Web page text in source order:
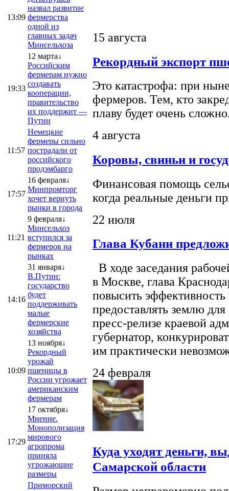
13:09
назвал развитие
фермерства
одной из
главных задач
Минсельхоза
19:33
12 марта↓
Российским
фермерам нужно
создавать
кооперации,
правительство
их поддержит —
Путин
11:57
Немецкие
фермеры сильно
пострадали от
российского
продэмбарго
17:57
16 февраля↓
Минпромторг
хочет вернуть
рынки в города
11:21
9 февраля↓
Минсельхоз
вступился за
фермеров на
рынках
14:16
31 января↓
В.Путин:
государство
будет
поддерживать
малые
фермерские
хозяйства
10:09
13 ноября↓
Рекордный
урожай
пшеницы в
России угрожает
американским
фермерам
17:29
17 октября↓
Мнение.
Монополизация
мирового
агропрома
приняла
угрожающие
размеры
Приморский
15 августа
Рекордный экспорт
Это катастрофа: при
фермеров. Тем, кто
плаву будет очень
4 августа
Коровы, свиньи и
Финансовая помощь
когда реальные деньги
22 июля
Глава Кубани
В ходе заседания
в Москве, глава
повысить эффективность
предоставлять землю
пресс-релизе краевой
губернатор,
им практически
24 февраля
Куда уходят деньги,
Самарской области